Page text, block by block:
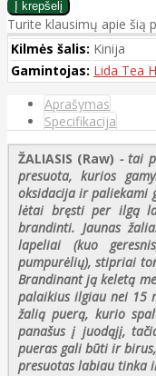
Turite klausimų apie šią
Kilmės šalis: Kinija
Gamintojas: Lida Tea
Aprašymas
Specifikacija
ŽALIASIS (Raw) - tai
presuota, kurios
oksidacija ir paliekami
lėtai bręsti per ilgą
brandinti. Jaunas
lapeliai (kuo
pumpurėlių), stipriai
Brandinant ją keletą
palaikius ilgiau nei 15
žalią puerą, kurio
panašus į juodąjį,
pueras gali būti ir
presuotas labiau tinka